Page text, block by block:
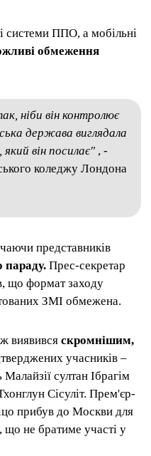
системи ППО, а мобільні
обмеження
ніби він контролює
держава виглядала
він посилає" , -
коледжу Лондона
представників
параду. Прес-секретар
що формат заходу
ЗМІ обмежена.
виявився скромнішим,
учасників –
султан Ібрагім
Сісуліт. Прем'єр-
прибув до Москви для
що не братиме участі у